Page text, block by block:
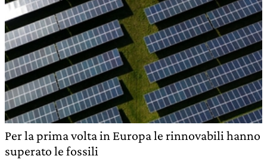
Per la prima volta in Europa le rinnovabili hanno
superato le fossili